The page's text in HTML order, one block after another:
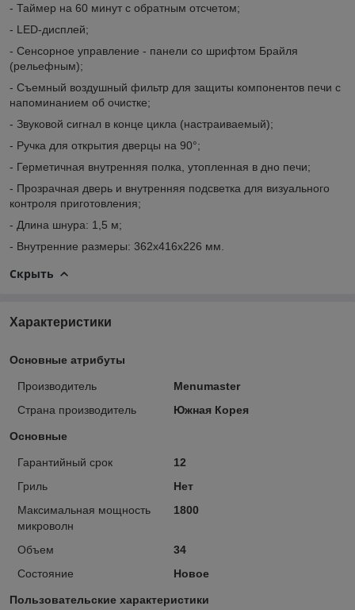
- Таймер на 60 минут с обратным отсчетом;
- LED-дисплей;
- Сенсорное управление - панели со шрифтом Брайля
(рельефным);
- Съемный воздушный фильтр для защиты компонентов печи с
напоминанием об очистке;
- Звуковой сигнал в конце цикла (настраиваемый);
- Ручка для открытия дверцы на 90°;
- Герметичная внутренняя полка, утопленная в дно печи;
- Прозрачная дверь и внутренняя подсветка для визуального
контроля приготовления;
- Длина шнура: 1,5 м;
- Внутренние размеры: 362х416х226 мм.
Скрыть
Характеристики
Основные атрибуты
Производитель
Menumaster
Страна производитель
Южная Корея
Основные
Гарантийный срок
12
Гриль
Нет
Максимальная мощность
микроволн
1800
Объем
34
Состояние
Новое
Пользовательские характеристики